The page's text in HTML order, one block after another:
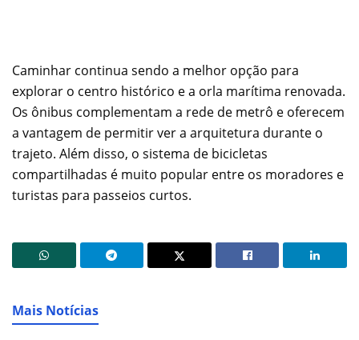
Caminhar continua sendo a melhor opção para
explorar o centro histórico e a orla marítima renovada.
Os ônibus complementam a rede de metrô e oferecem
a vantagem de permitir ver a arquitetura durante o
trajeto. Além disso, o sistema de bicicletas
compartilhadas é muito popular entre os moradores e
turistas para passeios curtos.
Mais Notícias